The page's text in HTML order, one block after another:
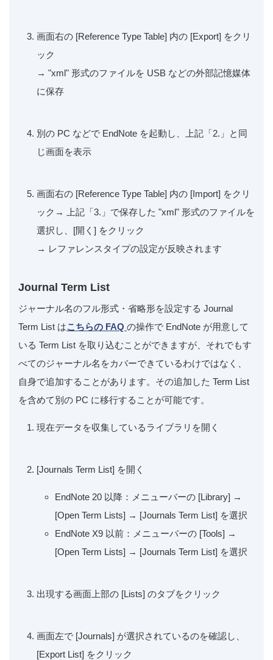
画面右の [Reference Type Table] 内の [Export] をクリ
ック
→ "xml" 形式のファイルを USB などの外部記憶媒体
に保存
別の PC などで EndNote を起動し、上記「2.」と同
じ画面を表示
画面右の [Reference Type Table] 内の [Import] をクリ
ック→ 上記「3.」で保存した "xml" 形式のファイルを
選択し、[開く] をクリック
→ レファレンスタイプの設定が反映されます
Journal Term List
ジャーナル名のフル形式・省略形を設定する Journal
Term List はこちらの FAQ の操作で EndNote が用意して
いる Term List を取り込むことができますが、それでもす
べてのジャーナル名をカバーできているわけではなく、
自身で追加することがあります。その追加した Term List
を含めて別の PC に移行することが可能です。
現在データを収集しているライブラリを開く
[Journals Term List] を開く
EndNote 20 以降：メニューバーの [Library] →
[Open Term Lists] → [Journals Term List] を選択
EndNote X9 以前：メニューバーの [Tools] →
[Open Term Lists] → [Journals Term List] を選択
出現する画面上部の [Lists] のタブをクリック
画面左で [Journals] が選択されているのを確認し、
[Export List] をクリック